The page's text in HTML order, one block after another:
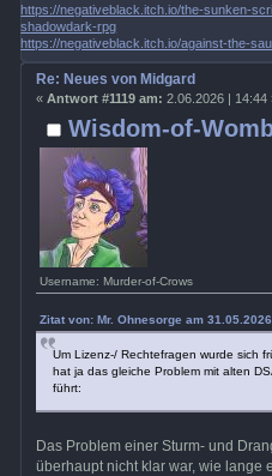
https://negativeblack.itch.io/the-sunken-
shadowdark-rpg
https://negativeblack.itch.io/against-the-
Wisdom-of-
Username: Murder-of-Crows
Re: Neues von Midgard
« Antwort #1119 am: 2.06.2026 | 14:44
Zitat von: Mr. Ohnesorge am
Um Lizenz-/ Rechtefragen wurde sich
hat ja das gleiche Problem mit alten
führt:
Das Problem einer Sturm- und
überhaupt nicht klar war, wie lange